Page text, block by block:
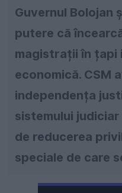
Guvernul Bolojan
putere că
magistrații în țapi
economică. CSM
independența
sistemului
de reducerea
speciale de care